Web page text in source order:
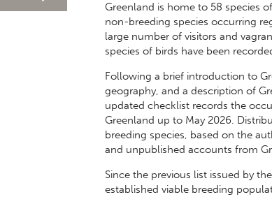
Greenland is home to 58 species
non-breeding species occurring
large number of visitors and
species of birds have been
Following a brief introduction to
geography, and a description of
updated checklist records the
Greenland up to May 2026.
breeding species, based on the
and unpublished accounts from
Since the previous list issued by
established viable breeding